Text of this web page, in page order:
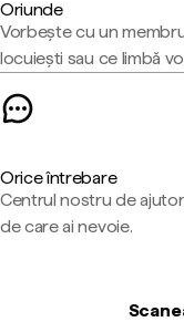
Oriunde
Vorbește cu un
locuiești sau ce limbă
Orice întrebare
Centrul nostru de
de care ai nevoie.